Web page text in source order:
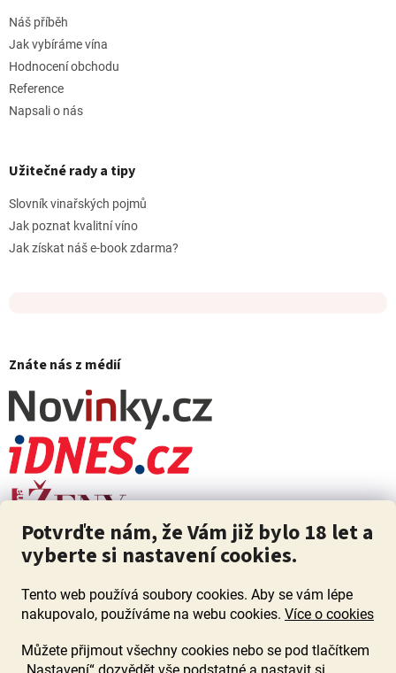
Potvrďte nám, že Vám již bylo 18 let a
vyberte si nastavení cookies.
Tento web používá soubory cookies. Aby se vám lépe
nakupovalo, používáme na webu cookies. Více o cookies
Můžete přijmout všechny cookies nebo se pod tlačítkem
Náš příběh
Jak vybíráme vína
Hodnocení obchodu
Reference
Napsali o nás
Užitečné rady a tipy
Slovník vinařských pojmů
Jak poznat kvalitní víno
Jak získat náš e-book zdarma?
Znáte nás z médií
ZÁKAZ PRODEJE ALKOHOLU OSOBÁM MLADŠÍM 18 LET. Pijte s